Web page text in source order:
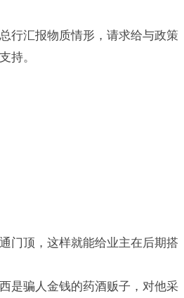
行汇报物质情形，请求给与政策
持。
门顶，这样就能给业主在后期搭
是骗人金钱的药酒贩子，对他采